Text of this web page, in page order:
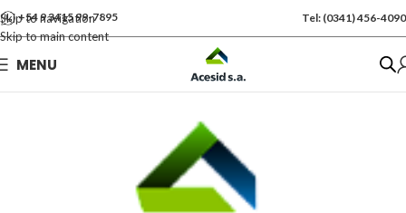
Skip to navigation
Skip to main content
+54 9 3415 99-7895 Tel: (0341) 456-4090
MENUSe vende por Und